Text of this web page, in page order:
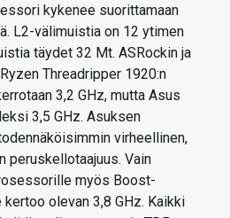
kykenee suorittamaan
L2-välimuistia on 12 ytimen
täydet 32 Mt. ASRockin ja
Threadripper 1920:n
3,2 GHz, mutta Asus
3,5 GHz. Asuksen
virheellinen,
peruskellotaajuus. Vain
myös Boost-
olevan 3,8 GHz. Kaikki